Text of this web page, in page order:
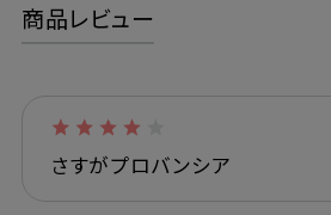
商品レビュー
さすがプロバンシア